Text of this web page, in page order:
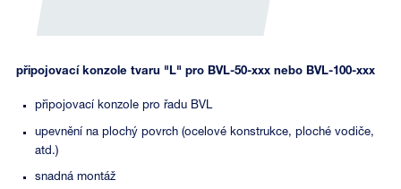
připojovací konzole tvaru "L" pro BVL-50-xxx nebo BVL-100-xxx
připojovací konzole pro řadu BVL
upevnění na plochý povrch (ocelové konstrukce, ploché vodiče,
atd.)
snadná montáž